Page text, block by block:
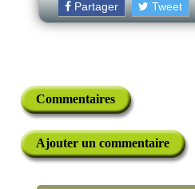
Partager Tweet
Commentaires
Ajouter un commentaire